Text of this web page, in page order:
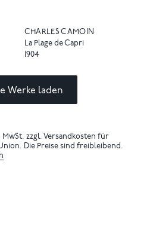
CHARLES CAMOIN
La Plage de Capri
1904
Werke laden
zzgl. Versandkosten für
Die Preise sind freibleibend.